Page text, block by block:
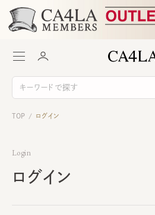
TOP / ログイン
Login
ログイン